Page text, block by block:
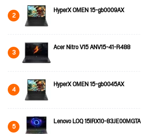
2 HyperX OMEN 15-gb0009AX
3 Acer Nitro V15 ANV15-41-R488
4 HyperX OMEN 15-gb0045AX
5 Lenovo LOQ 15IRX10-83JE00MGTA